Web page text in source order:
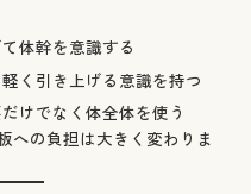
体幹を意識する
く引き上げる意識を持つ
けでなく体全体を使う
への負担は大きく変わりま